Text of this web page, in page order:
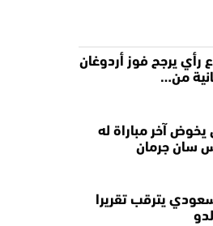
رأي يرجح فوز أردوغان
من…
آخر مباراة له
سان جرمان
يترقب تقريرا